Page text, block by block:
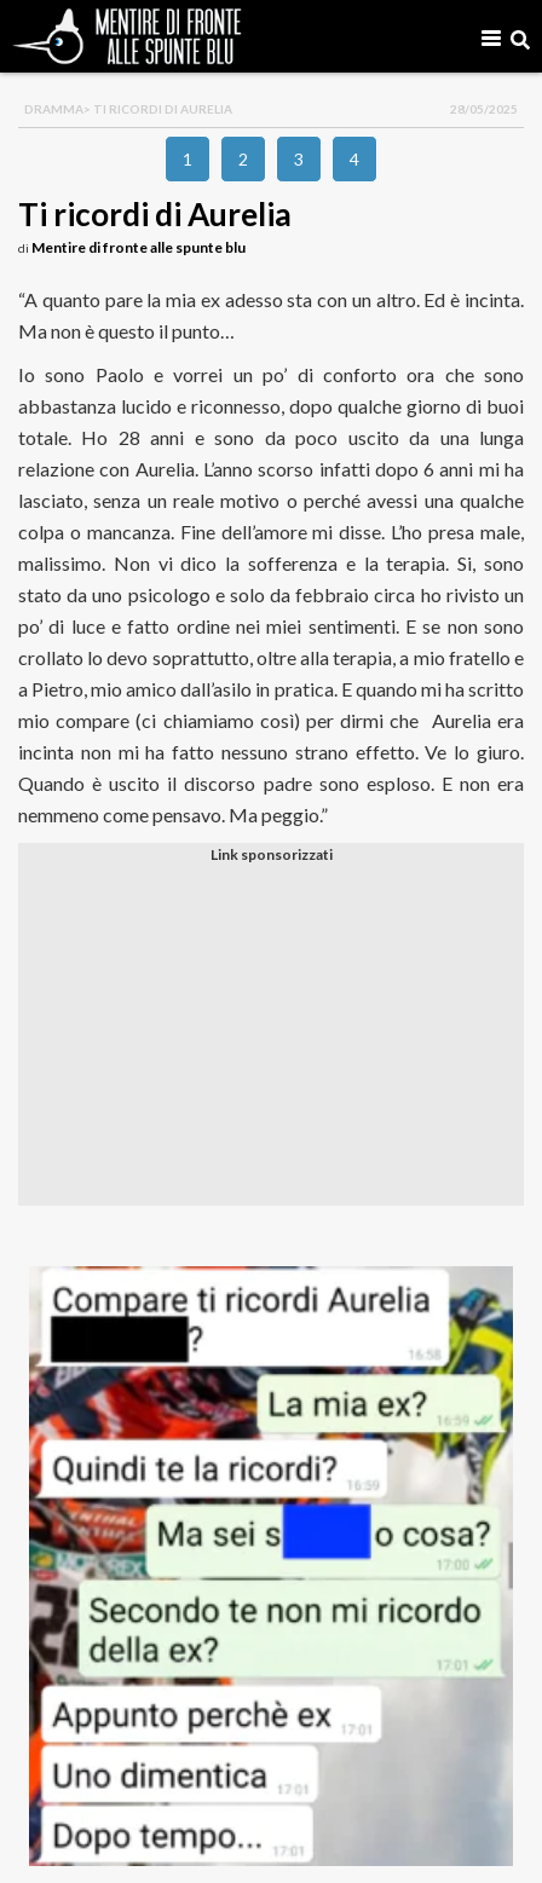
DRAMMA> TI RICORDI DI AURELIA 28/05/2025
1 2 3 4
Ti ricordi di Aurelia
di Mentire di fronte alle spunte blu
“A quanto pare la mia ex adesso sta con un altro. Ed è incinta.
Ma non è questo il punto…
Io sono Paolo e vorrei un po’ di conforto ora che sono
abbastanza lucido e riconnesso, dopo qualche giorno di buoi
totale. Ho 28 anni e sono da poco uscito da una lunga
relazione con Aurelia. L’anno scorso infatti dopo 6 anni mi ha
lasciato, senza un reale motivo o perché avessi una qualche
colpa o mancanza. Fine dell’amore mi disse. L’ho presa male,
malissimo. Non vi dico la sofferenza e la terapia. Si, sono
stato da uno psicologo e solo da febbraio circa ho rivisto un
po’ di luce e fatto ordine nei miei sentimenti. E se non sono
crollato lo devo soprattutto, oltre alla terapia, a mio fratello e
a Pietro, mio amico dall’asilo in pratica. E quando mi ha scritto
mio compare (ci chiamiamo così) per dirmi che Aurelia era
incinta non mi ha fatto nessuno strano effetto. Ve lo giuro.
Quando è uscito il discorso padre sono esploso. E non era
nemmeno come pensavo. Ma peggio.”